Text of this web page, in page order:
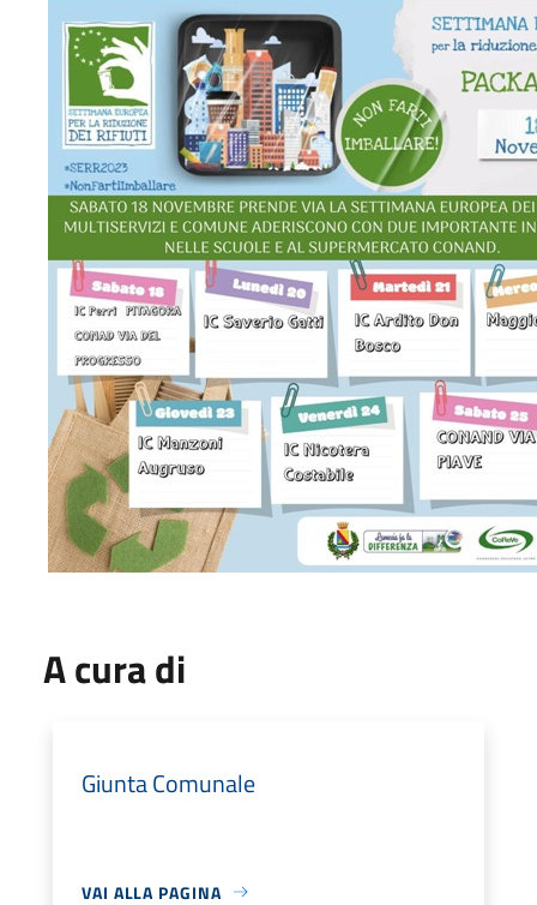
A cura di
Giunta Comunale
VAI ALLA PAGINA